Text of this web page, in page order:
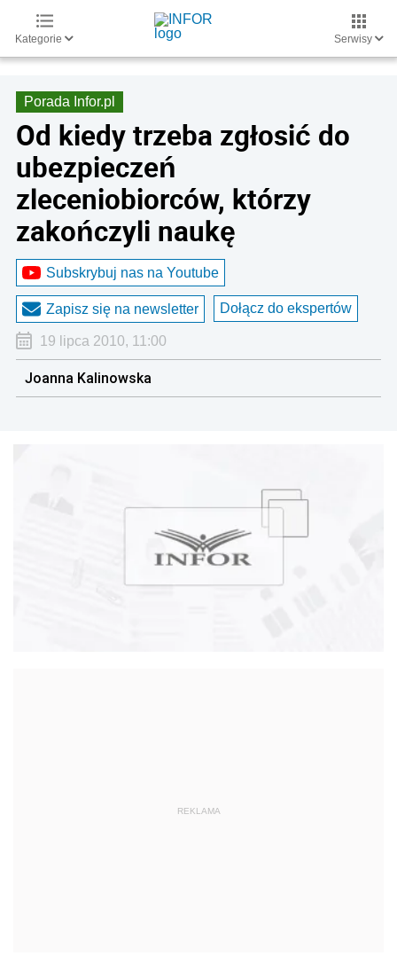
Kategorie Serwisy
Porada Infor.pl
Od kiedy trzeba zgłosić do
ubezpieczeń
zleceniobiorców, którzy
zakończyli naukę
Subskrybuj nas na Youtube
Zapisz się na newsletter Dołącz do ekspertów
19 lipca 2010, 11:00
Joanna Kalinowska